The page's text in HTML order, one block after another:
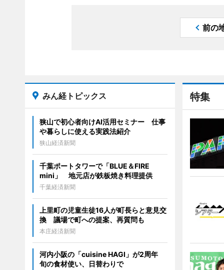
前の
特集
みん経トピックス
狭山で初心者向けAI活用セミナー 仕事
や暮らしに使える実践法紹介
狭山経済新聞
千葉ポートタワーで「BLUE＆FIRE
mini」 地元店が鉄板焼き料理提供
千葉経済新聞
上里町の児童生徒16人が町長らと意見交
換 議場で町への提案、再質問も
本庄経済新聞
河内小阪の「cuisine HAGI」が2周年
旬の食材使い、日替わりで